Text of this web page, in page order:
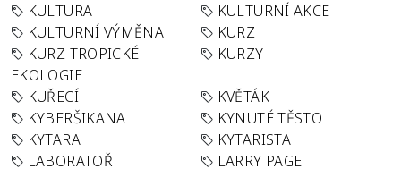
KULTURA
KULTURNÍ AKCE
KULTURNÍ VÝMĚNA
KURZ
KURZ TROPICKÉ
EKOLOGIE
KURZY
KUŘECÍ
KVĚTÁK
KYBERŠIKANA
KYNUTÉ TĚSTO
KYTARA
KYTARISTA
LABORATOŘ
LARRY PAGE